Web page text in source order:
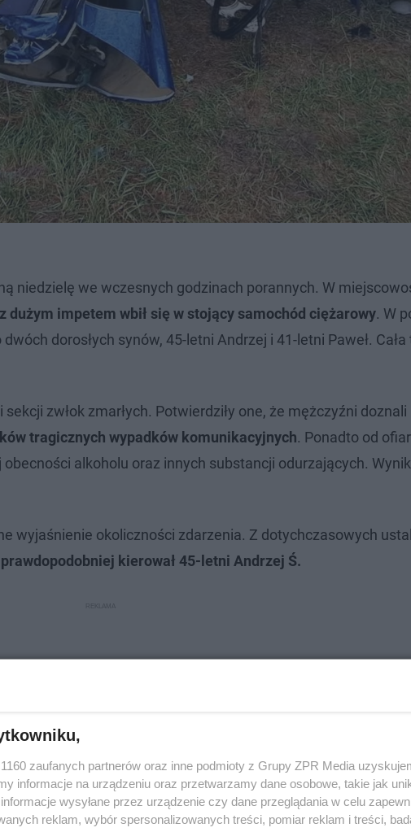
niedzielę we wczesnych godzinach porannych. W
dużym impetem wbił się w stojący samochód ciężarowy. W
dorosłych synów, 45-letni Andrzej i 41-letni Paweł. Cała
zwłok zmarłych. Potwierdziły one, że mężczyźni doznali
tragicznych wypadków komunikacyjnych. Ponadto od
alkoholu oraz innych substancji odurzających.
wyjaśnienie okoliczności zdarzenia. Z dotychczasowych
kierował 45-letni Andrzej Ś.
zaufanych partnerów oraz inne podmioty z Grupy ZPR Media
informacje na urządzeniu oraz przetwarzamy dane osobowe, takie jak
wysyłane przez urządzenie czy dane przeglądania w celu
reklam, wybór spersonalizowanych treści, pomiar reklam i treści,